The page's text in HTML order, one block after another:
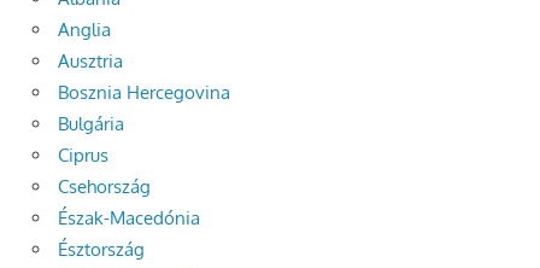
Anglia
Ausztria
Bosznia Hercegovina
Bulgária
Ciprus
Csehország
Észak-Macedónia
Észtország